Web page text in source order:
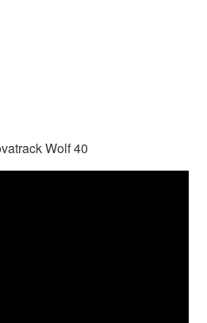
Wolf 40